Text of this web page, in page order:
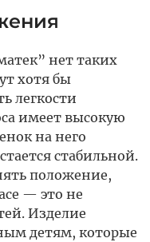
нет таких
хотя бы
легкости
имеет высокую
на него
стабильной.
положение,
— это не
Изделие
детям, которые